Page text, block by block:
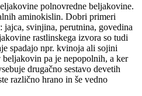
polnovredne beljakovine.
aminokislin. Dobri primeri
svinjina, perutnina, govedina
rastlinskega izvora so tudi
spadajo npr. kvinoja ali sojini
pa je nepopolnih, a ker
drugačno sestavo devetih
različno hrano in še vedno